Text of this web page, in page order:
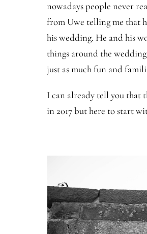
nowadays people never
from Uwe telling me that
his wedding. He and his
things around the
just as much fun and
I can already tell you that
in 2017 but here to start